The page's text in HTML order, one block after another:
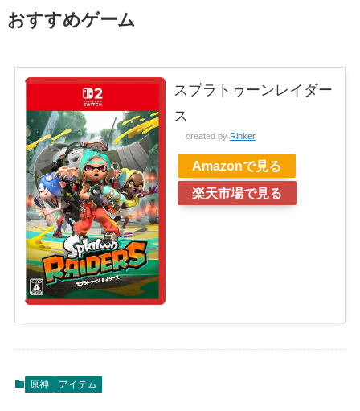
おすすめゲーム
スプラトゥーンレイダー
ス
created by Rinker
Amazonで見る
楽天市場で見る
原神 アイテム